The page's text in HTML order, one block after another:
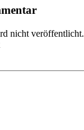
nicht veröffentlicht.